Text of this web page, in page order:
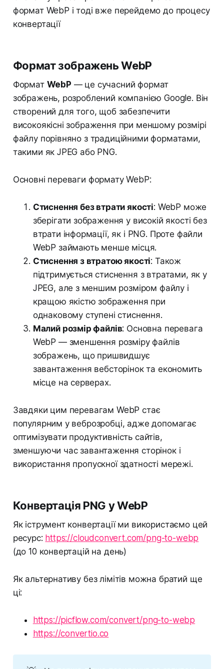
формат WebP і тоді вже перейдемо до процесу
конвертації
Формат зображень WebP
Формат WebP — це сучасний формат
зображень, розроблений компанією Google. Він
створений для того, щоб забезпечити
високоякісні зображення при меншому розмірі
файлу порівняно з традиційними форматами,
такими як JPEG або PNG.
Основні переваги формату WebP:
Стиснення без втрати якості: WebP може
зберігати зображення у високій якості без
втрати інформації, як і PNG. Проте файли
WebP займають менше місця.
Стиснення з втратою якості: Також
підтримується стиснення з втратами, як у
JPEG, але з меншим розміром файлу і
кращою якістю зображення при
однаковому ступені стиснення.
Малий розмір файлів: Основна перевага
WebP — зменшення розміру файлів
зображень, що пришвидшує
завантаження вебсторінок та економить
місце на серверах.
Завдяки цим перевагам WebP стає
популярним у веброзробці, адже допомагає
оптимізувати продуктивність сайтів,
зменшуючи час завантаження сторінок і
використання пропускної здатності мережі.
Конвертація PNG у WebP
Як іструмент конвертації ми використаємо цей
ресурс: https://cloudconvert.com/png-to-webp
(до 10 конвертацій на день)
Як альтернативу без лімітів можна братий ще
ці:
https://picflow.com/convert/png-to-webp
https://convertio.co